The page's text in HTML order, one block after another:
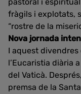
fràgils i explotats,
“rostre de la
Nova jornada
I aquest divendres
l’Eucaristia diària
del Vaticà.
premsa de la